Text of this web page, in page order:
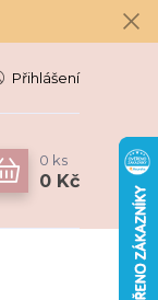
Přihlášení
0 ks
0 Kč